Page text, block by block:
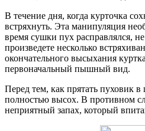
В течение дня, когда курточка
встряхнуть. Эта манипуляция
время сушки пух расправлялся,
произведете несколько
окончательного высыхания
первоначальный пышный вид.
Перед тем, как прятать пуховик
полностью высох. В противном
неприятный запах, который